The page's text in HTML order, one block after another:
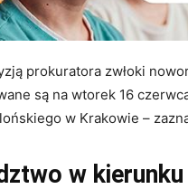
prokuratora zwłoki
są na wtorek 16
w Krakowie –
w